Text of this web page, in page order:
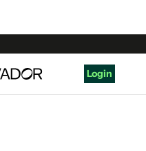
Login